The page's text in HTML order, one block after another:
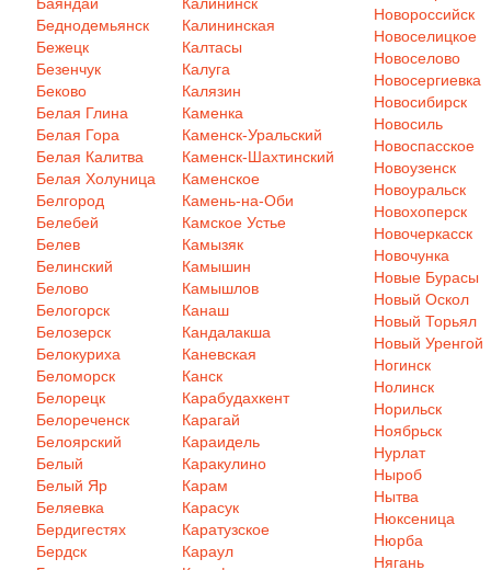
Беднодемьянск
Бежецк
Безенчук
Беково
Белая Глина
Белая Гора
Белая Калитва
Белая Холуница
Белгород
Белебей
Белев
Белинский
Белово
Белогорск
Белозерск
Белокуриха
Беломорск
Белорецк
Белореченск
Белоярский
Белый
Белый Яр
Беляевка
Бердигестях
Бердск
Калининская
Калтасы
Калуга
Калязин
Каменка
Каменск-Уральский
Каменск-Шахтинский
Каменское
Камень-на-Оби
Камское Устье
Камызяк
Камышин
Камышлов
Канаш
Кандалакша
Каневская
Канск
Карабудахкент
Карагай
Караидель
Каракулино
Карам
Карасук
Каратузское
Караул
Новороссийск
Новоселицкое
Новоселово
Новосергиевка
Новосибирск
Новосиль
Новоспасское
Новоузенск
Новоуральск
Новохоперск
Новочеркасск
Новочунка
Новые Бурасы
Новый Оскол
Новый Торьял
Новый Уренгой
Ногинск
Нолинск
Норильск
Ноябрьск
Нурлат
Ныроб
Нытва
Нюксеница
Нюрба
Нягань